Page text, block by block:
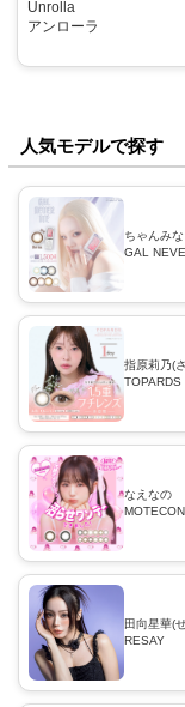
Unrolla
アンローラ
人気モデルで探す
ちゃんみな
GAL
指原莉乃(
TOPARDS
なえなの
MOTECON
田向星華(
RESAY